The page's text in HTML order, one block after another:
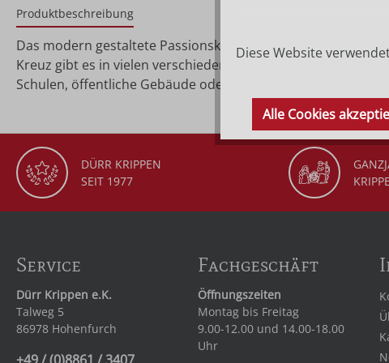
Produktbeschreibung
Das modern gestaltete Passionskreuz ist von Größe 10 cm
Kreuz gibt es in vielen verschiedenen Ausführungen, so
Schulen, öffentliche Gebäude oder als Geschenk zur Taufe,
DÜRR KRIPPEN
SEIT 1977
Service
Dürr Krippen e.K.
Talweg 5
86978 Hohenfurch
Fachgeschäft
Öffnungszeiten
Montag bis Freitag
9.00-12.00 und 14.00-18.00
Uhr
Diese Website
Alle Cookies